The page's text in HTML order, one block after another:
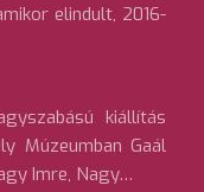
elindult, 2016-
kiállítás
Múzeumban Gaál
Imre, Nagy…